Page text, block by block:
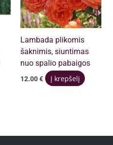
Lambada plikomis
šaknimis, siuntimas
nuo spalio pabaigos
12.00€ Į krepšelį